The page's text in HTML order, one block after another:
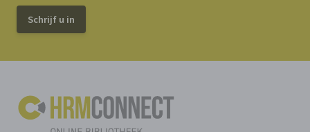
Schrijf u in